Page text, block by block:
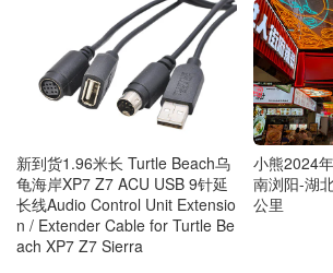
新到货1.96米长 Turtle Beach乌
龟海岸XP7 Z7 ACU USB 9针延
长线Audio Control Unit Extensio
n / Extender Cable for Turtle Be
ach XP7 Z7 Sierra
小熊2024
南浏阳-湖
公里